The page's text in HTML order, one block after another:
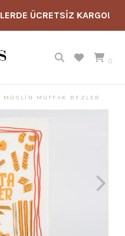
ÜCRETSİZ KARGO!
0
MÜSLIN MUTFAK BEZLER